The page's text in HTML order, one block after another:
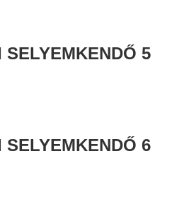
SELYEMKENDŐ 5
SELYEMKENDŐ 6